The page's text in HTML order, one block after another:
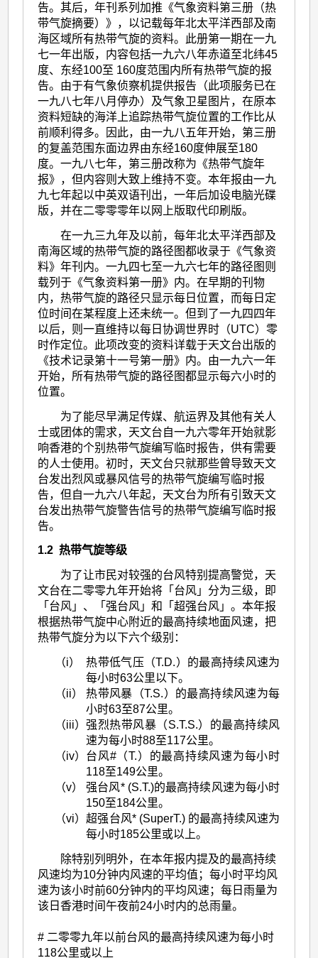
告。其后，年刊系列加推《气象资料第三册（热
带气旋摘要）》，以记载每年北太平洋西部及南
海区域所有热带气旋的资料。此册第一期在一九
七一年出版，内容包括一九六八年赤道至北纬45
度、东经100至 160度范围内所有热带气旋的报
告。由于有气象侦察机提供报告（此项服务已在
一九八七年八月停办）及气象卫星图片，在原本
资料短缺的海洋上追踪热带气旋位置的工作比从
前顺利得多。因此，由一九八五年开始，第三册
的复盖范围东面边界由东经160度伸展至180
度。一九八七年，第三册改称为《热带气旋年
报》，但内容则大致上维持不变。本年报由一九
九七年起以中英双语刊出，一年后加设电脑光碟
版，并在二零零零年以网上版取代印刷版。
在一九三九年及以前，每年北太平洋西部及
南海区域的热带气旋的路径图都收录于《气象资
料》年刊内。一九四七至一九六七年的路径图则
载列于《气象资料第一册》内。在早期的刊物
内，热带气旋的路径只显示每日位置，而每日定
位时间在某程度上还未统一。但到了一九四四年
以后，则一直维持以每日协调世界时（UTC）零
时作定位。此项改变的资料详载于天文台出版的
《技术记录第十一号第一册》内。由一九六一年
开始，所有热带气旋的路径图都显示每六小时的
位置。
为了能尽早满足传媒、航运界及其他有关人
士或团体的需求，天文台自一九六零年开始就影
响香港的个别热带气旋编写临时报告，供有需要
的人士使用。初时，天文台只就那些曾导致天文
台发出烈风或暴风信号的热带气旋编写临时报
告，但自一九六八年起，天文台为所有引致天文
台发出热带气旋警告信号的热带气旋编写临时报
告。
1.2 热带气旋等级
为了让市民对较强的台风特别提高警觉，天
文台在二零零九年开始将「台风」分为三级，即
「台风」、「强台风」和「超强台风」。本年报
根据热带气旋中心附近的最高持续地面风速，把
热带气旋分为以下六个级别：
（i）
热带低气压（T.D.）的最高持续风速为
每小时63公里以下。
（ii）
热带风暴（T.S.）的最高持续风速为每
小时63至87公里。
（iii）强烈热带风暴（S.T.S.）的最高持续风
速为每小时88至117公里。
（iv） 台风#（T.）的最高持续风速为每小时
118至149公里。
（v）
强台风* (S.T.)的最高持续风速为每小时
150至184公里。
（vi）超强台风* (SuperT.) 的最高持续风速为
每小时185公里或以上。
除特别列明外，在本年报内提及的最高持续
风速均为10分钟内风速的平均值；每小时平均风
速为该小时前60分钟内的平均风速；每日雨量为
该日香港时间午夜前24小时内的总雨量。
# 二零零九年以前台风的最高持续风速为每小时
118公里或以上